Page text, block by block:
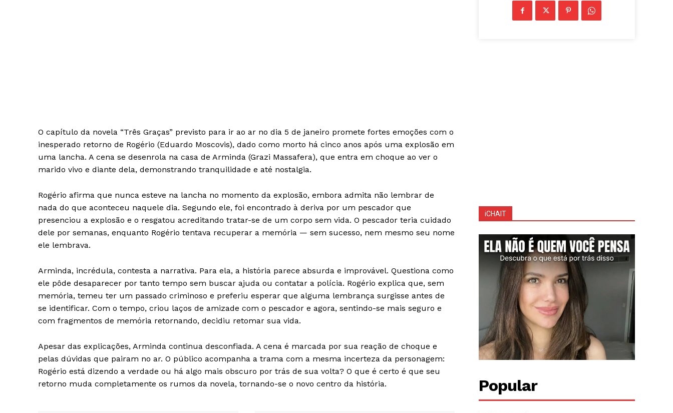
iCHAIT
Aprenda tudo sobre
SAIBA MAIS
Sobre Nós
Anuncie
Contato
Termos de Serviços
RSS
Política de Privacidade e Cookies
O capítulo da novela “Três Graças” previsto para ir ao ar no dia 5 de janeiro promete fortes emoções com o
inesperado retorno de Rogério (Eduardo Moscovis), dado como morto há cinco anos após uma explosão em
uma lancha. A cena se desenrola na casa de Arminda (Grazi Massafera), que entra em choque ao ver o
marido vivo e diante dela, demonstrando tranquilidade e até nostalgia.
Rogério afirma que nunca esteve na lancha no momento da explosão, embora admita não lembrar de
nada do que aconteceu naquele dia. Segundo ele, foi encontrado à deriva por um pescador que
presenciou a explosão e o resgatou acreditando tratar-se de um corpo sem vida. O pescador teria cuidado
dele por semanas, enquanto Rogério tentava recuperar a memória — sem sucesso, nem mesmo seu nome
ele lembrava.
Arminda, incrédula, contesta a narrativa. Para ela, a história parece absurda e improvável. Questiona como
ele pôde desaparecer por tanto tempo sem buscar ajuda ou contatar a polícia. Rogério explica que, sem
memória, temeu ter um passado criminoso e preferiu esperar que alguma lembrança surgisse antes de
se identificar. Com o tempo, criou laços de amizade com o pescador e agora, sentindo-se mais seguro e
com fragmentos de memória retornando, decidiu retomar sua vida.
Apesar das explicações, Arminda continua desconfiada. A cena é marcada por sua reação de choque e
pelas dúvidas que pairam no ar. O público acompanha a trama com a mesma incerteza da personagem:
Rogério está dizendo a verdade ou há algo mais obscuro por trás de sua volta? O que é certo é que seu
retorno muda completamente os rumos da novela, tornando-se o novo centro da história.
iCHAIT
Popular